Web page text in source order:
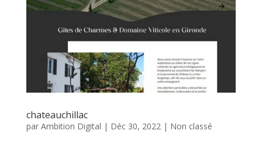
chateauchillac
par Ambition Digital | Déc 30, 2022 | Non classé